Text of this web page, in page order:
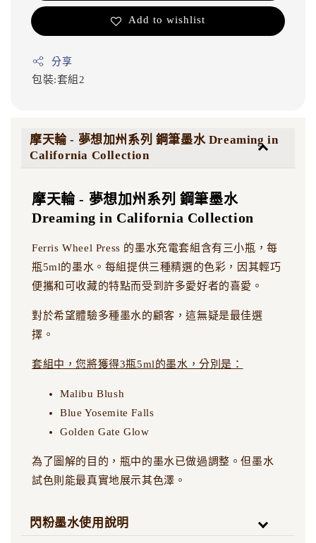
Add to wishlist
分享
包裝:套組2
摩天輪 - 夢想加州系列 鋼筆墨水 Dreaming in
California Collection
摩天輪 - 夢想加州系列 鋼筆墨水
Dreaming in California Collection
Ferris Wheel Press 的墨水充電套組含有三小瓶，每
瓶5ml的墨水。每組提供三種精選的色彩，因其輕巧
便攜和可收藏的特點而受到許多愛好者的喜愛。
對於希望體驗多種墨水的顧客，這無疑是最佳選
擇。
套組中，您將獲得3瓶5ml的墨水，分別是：
Malibu Blush
Blue Yosemite Falls
Golden Gate Glow
為了圖解的目的，瓶中的墨水已做過調整。但墨水
試色則能最真實地展示其色澤。
閃粉墨水使用說明